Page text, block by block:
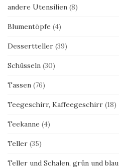
andere Utensilien (8)
Blumentöpfe (4)
Dessertteller (39)
Schüsseln (30)
Tassen (76)
Teegeschirr, Kaffeegeschirr (18)
Teekanne (4)
Teller (35)
Teller und Schalen, grün und blau